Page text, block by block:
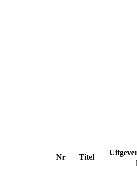
Nr Titel